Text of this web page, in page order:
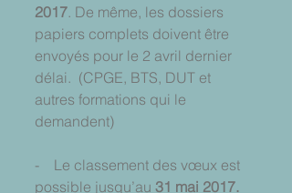
2017. De même, les dossiers
papiers complets doivent être
envoyés pour le 2 avril dernier
délai.  (CPGE, BTS, DUT et
autres formations qui le
demandent)
-    Le classement des vœux est
possible jusqu’au 31 mai 2017.